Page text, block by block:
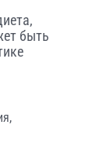
быть